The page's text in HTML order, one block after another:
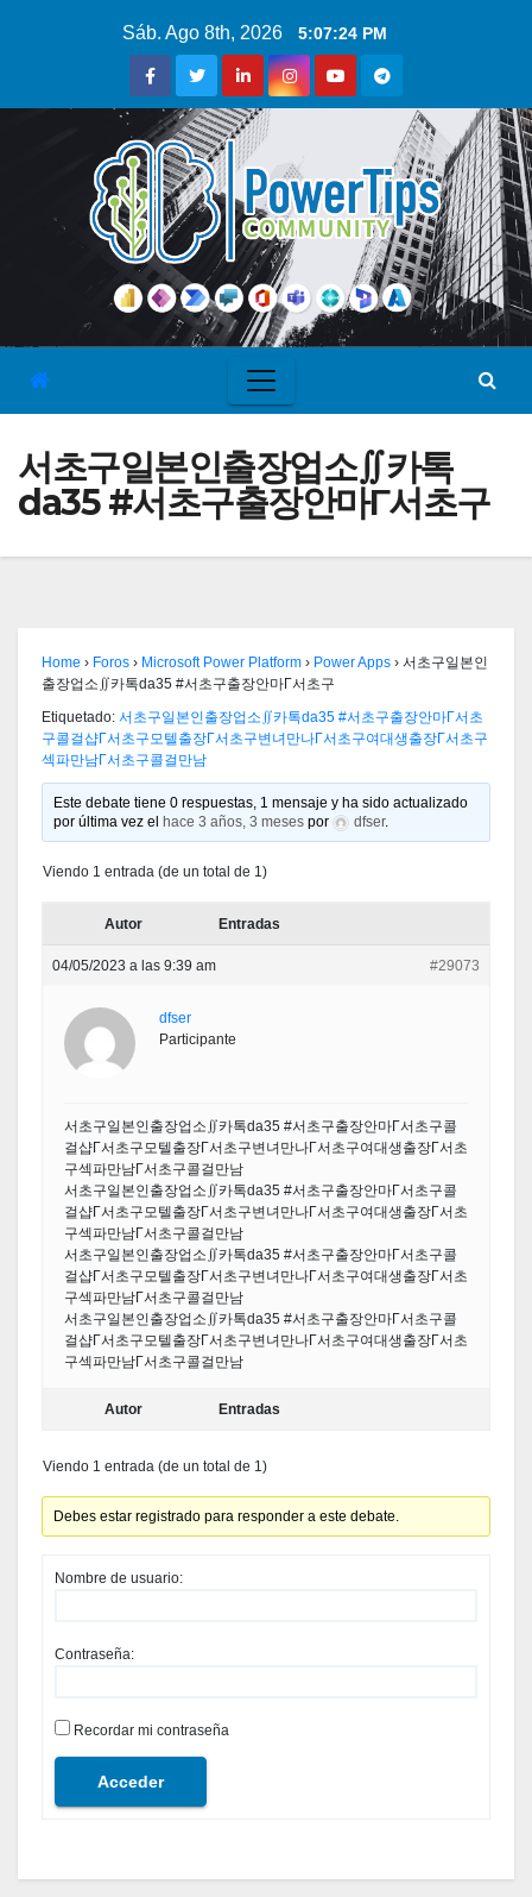
Sáb. Ago 8th, 2026 5:07:25 PM
서초구일본인출장업소∬카톡
da35 #서초구출장안마Γ서초구
Home › Foros › Microsoft Power Platform › Power Apps › 서초구일본인
출장업소∬카톡da35 #서초구출장안마Γ서초구
Etiquetado: 서초구일본인출장업소∬카톡da35 #서초구출장안마Γ서초
구콜걸샵Γ서초구모텔출장Γ서초구변녀만나Γ서초구여대생출장Γ서초구
섹파만남Γ서초구콜걸만남
Este debate tiene 0 respuestas, 1 mensaje y ha sido actualizado
por última vez el
hace 3 años, 3 meses por dfser.
Viendo 1 entrada (de un total de 1)
Autor Entradas
04/05/2023 a las 9:39 am #29073
dfser
Participante
서초구일본인출장업소∬카톡da35 #서초구출장안마Γ서초구콜
걸샵Γ서초구모텔출장Γ서초구변녀만나Γ서초구여대생출장Γ서초
구섹파만남Γ서초구콜걸만남
서초구일본인출장업소∬카톡da35 #서초구출장안마Γ서초구콜
걸샵Γ서초구모텔출장Γ서초구변녀만나Γ서초구여대생출장Γ서초
구섹파만남Γ서초구콜걸만남
서초구일본인출장업소∬카톡da35 #서초구출장안마Γ서초구콜
걸샵Γ서초구모텔출장Γ서초구변녀만나Γ서초구여대생출장Γ서초
구섹파만남Γ서초구콜걸만남
서초구일본인출장업소∬카톡da35 #서초구출장안마Γ서초구콜
걸샵Γ서초구모텔출장Γ서초구변녀만나Γ서초구여대생출장Γ서초
구섹파만남Γ서초구콜걸만남
Autor Entradas
Viendo 1 entrada (de un total de 1)
Debes estar registrado para responder a este debate.
Nombre de usuario:
Contraseña:
Recordar mi contraseña
Acceder